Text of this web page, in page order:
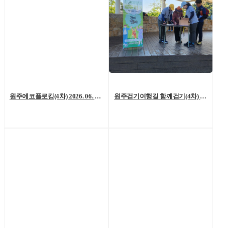
원주에코플로킹(4차) 2026. 06. 20. (토) 원주걷기여행길 함께걷기(4차) 2026. 6. 13.(토)